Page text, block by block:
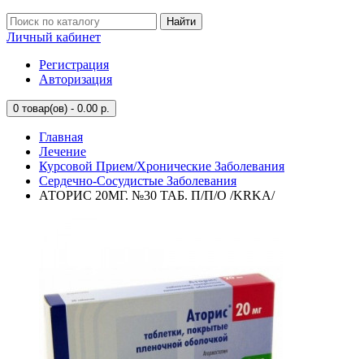
Найти
Личный кабинет
Регистрация
Авторизация
0 товар(ов) - 0.00 р.
Главная
Лечение
Курсовой Прием/Хронические Заболевания
Сердечно-Сосудистые Заболевания
АТОРИС 20МГ. №30 ТАБ. П/П/О /KRKA/